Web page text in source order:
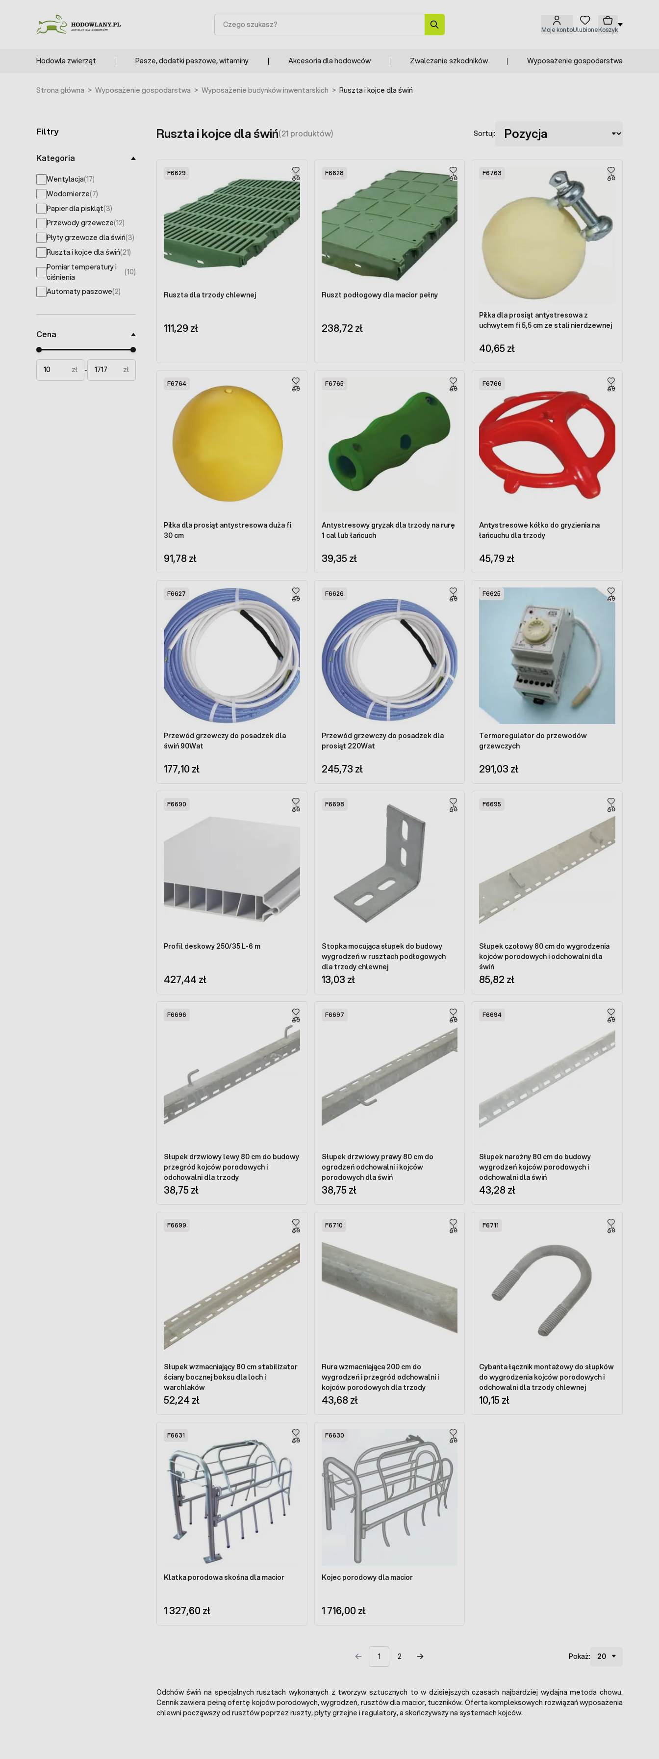
Moje kontoUlubioneKoszyk
Szukaj
Hodowla zwierząt Pasze, dodatki paszowe, witaminy Akcesoria dla hodowców Zwalczanie szkodników Wyposażenie gospodarstwa
Strona główna > Wyposażenie gospodarstwa > Wyposażenie budynków inwentarskich > Ruszta i kojce dla świń
Filtry
Kategoria
Wentylacja(17)
products available
Wodomierze(7)
products available
Papier dla piskląt(3)
products available
Przewody grzewcze(12)
products available
Płyty grzewcze dla świń(3)
products available
Ruszta i kojce dla świń(21)
products available
Pomiar temperatury i
ciśnienia
(10)
products available
Automaty paszowe(2)
products available
Cena
Minimal price
Maximum price
zł
- zł
Ruszta i kojce dla świń(21 produktów) Sortuj:
F6629
Ruszta dla trzody chlewnej
111,29 zł
F6628
Ruszt podłogowy dla macior pełny
238,72 zł
F6763
Piłka dla prosiąt antystresowa z
uchwytem fi 5,5 cm ze stali nierdzewnej
40,65 zł
F6764
Piłka dla prosiąt antystresowa duża fi
30 cm
91,78 zł
F6765
Antystresowy gryzak dla trzody na rurę
1 cal lub łańcuch
39,35 zł
F6766
Antystresowe kółko do gryzienia na
łańcuchu dla trzody
45,79 zł
F6627
Przewód grzewczy do posadzek dla
świń 90Wat
177,10 zł
F6626
Przewód grzewczy do posadzek dla
prosiąt 220Wat
245,73 zł
F6625
Termoregulator do przewodów
grzewczych
291,03 zł
F6690
Profil deskowy 250/35 L-6 m
427,44 zł
F6698
Stopka mocująca słupek do budowy
wygrodzeń w rusztach podłogowych
dla trzody chlewnej
13,03 zł
F6695
Słupek czołowy 80 cm do wygrodzenia
kojców porodowych i odchowalni dla
świń
85,82 zł
F6696
Słupek drzwiowy lewy 80 cm do budowy
przegród kojców porodowych i
odchowalni dla trzody
38,75 zł
F6697
Słupek drzwiowy prawy 80 cm do
ogrodzeń odchowalni i kojców
porodowych dla świń
38,75 zł
F6694
Słupek narożny 80 cm do budowy
wygrodzeń kojców porodowych i
odchowalni dla świń
43,28 zł
F6699
Słupek wzmacniający 80 cm stabilizator
ściany bocznej boksu dla loch i
warchlaków
52,24 zł
F6710
Rura wzmacniająca 200 cm do
wygrodzeń i przegród odchowalni i
kojców porodowych dla trzody
43,68 zł
F6711
Cybanta łącznik montażowy do słupków
do wygrodzenia kojców porodowych i
odchowalni dla trzody chlewnej
10,15 zł
F6631
Klatka porodowa skośna dla macior
1 327,60 zł
F6630
Kojec porodowy dla macior
1 716,00 zł
1 2 Pokaż:
Odchów świń na specjalnych rusztach wykonanych z tworzyw sztucznych to w dzisiejszych czasach najbardziej wydajna metoda chowu.
Cennik zawiera pełną ofertę kojców porodowych, wygrodzeń, rusztów dla macior, tuczników. Oferta kompleksowych rozwiązań wyposażenia
chlewni począwszy od rusztów poprzez ruszty, płyty grzejne i regulatory, a skończywszy na systemach kojców.